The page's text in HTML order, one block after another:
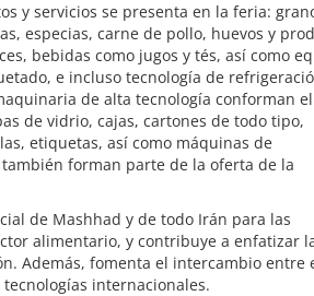
y servicios se presenta en la feria:
especias, carne de pollo, huevos y
bebidas como jugos y tés, así como
e incluso tecnología de
de alta tecnología conforman el
de vidrio, cajas, cartones de todo tipo,
etiquetas, así como máquinas de
forman parte de la oferta de la
de Mashhad y de todo Irán para las
alimentario, y contribuye a enfatizar
Además, fomenta el intercambio entre
internacionales.